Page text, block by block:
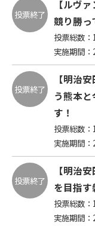
投票終了
【ルヴ
競り勝っ
投票総数：
実施期間
投票終了
【明治
う熊本
す！
投票総数：
実施期間
投票終了
【明治
を目指す
投票総数：
実施期間